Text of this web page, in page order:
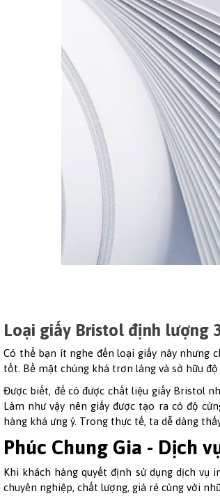
Loại giấy Bristol định lượng
Có thể bạn ít nghe đến loại giấy này nhưng
tốt. Bề mặt chúng khá trơn láng và sở hữu độ
Được biết, để có được chất liệu giấy Bristol
Làm như vậy nên giấy được tạo ra có độ
hàng khá ưng ý. Trong thực tế, ta dễ dàng
Phúc Chung Gia - Dịch
Khi khách hàng quyết định sử dụng dịch vụ
chuyên nghiệp, chất lượng, giá rẻ cùng với